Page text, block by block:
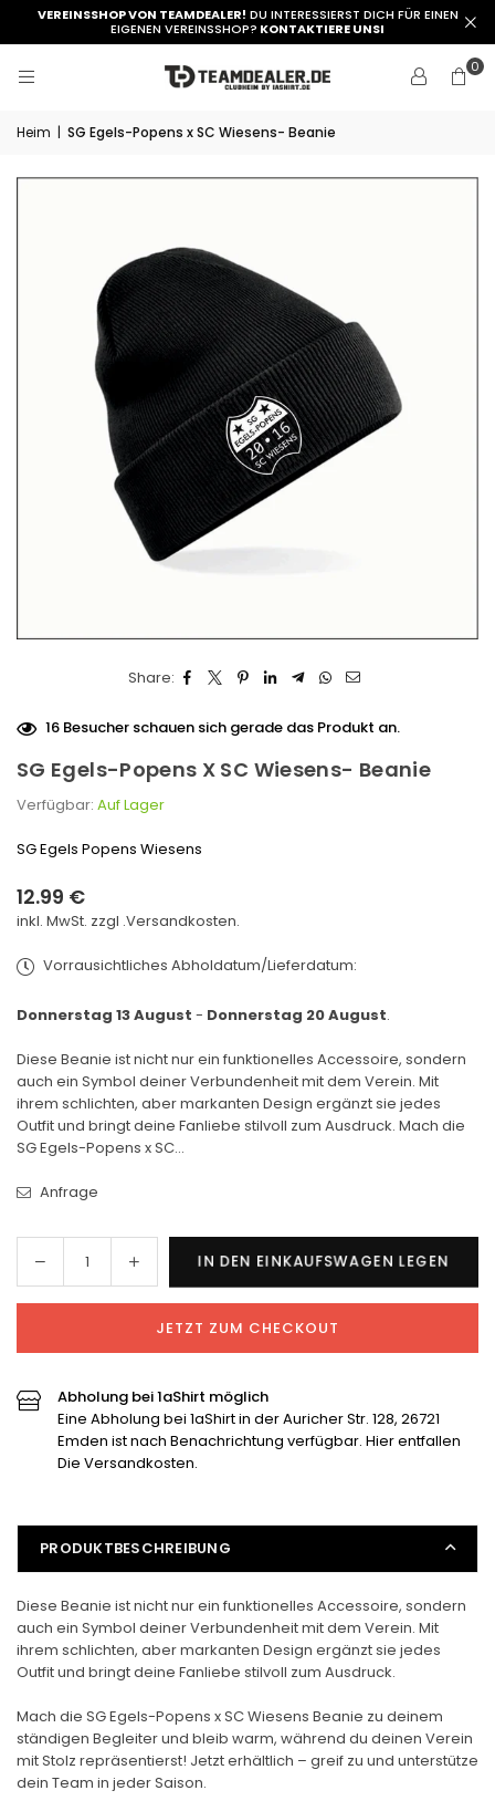
VEREINSSHOP VON TEAMDEALER! DU INTERESSIERST DICH FÜR EINEN
EIGENEN VEREINSSHOP? KONTAKTIERE UNSI
0
Heim | SG Egels-Popens x SC Wiesens- Beanie
Share:
16 Besucher schauen sich gerade das Produkt an.
SG Egels-Popens X SC Wiesens- Beanie
Verfügbar: Auf Lager
SG Egels Popens Wiesens
Normaler
Preis
12.99 €
inkl. MwSt. zzgl .Versandkosten.
Vorrausichtliches Abholdatum/Lieferdatum:
Donnerstag 13 August - Donnerstag 20 August.
Diese Beanie ist nicht nur ein funktionelles Accessoire, sondern
auch ein Symbol deiner Verbundenheit mit dem Verein. Mit
ihrem schlichten, aber markanten Design ergänzt sie jedes
Outfit und bringt deine Fanliebe stilvoll zum Ausdruck. Mach die
SG Egels-Popens x SC...
Anfrage
Menge
für
SG
Popens
SC
Wiesens-
Beanie
Menge
für
SG
Egels-
Popens
SC
Wiesens-
Beanie
IN DEN EINKAUFSWAGEN LEGEN
JETZT ZUM CHECKOUT
Abholung bei 1aShirt möglich
Eine Abholung bei 1aShirt in der Auricher Str. 128, 26721
Emden ist nach Benachrichtung verfügbar. Hier entfallen
Die Versandkosten.
PRODUKTBESCHREIBUNG
Diese Beanie ist nicht nur ein funktionelles Accessoire, sondern
auch ein Symbol deiner Verbundenheit mit dem Verein. Mit
ihrem schlichten, aber markanten Design ergänzt sie jedes
Outfit und bringt deine Fanliebe stilvoll zum Ausdruck.
Mach die SG Egels-Popens x SC Wiesens Beanie zu deinem
ständigen Begleiter und bleib warm, während du deinen Verein
mit Stolz repräsentierst! Jetzt erhältlich – greif zu und unterstütze
dein Team in jeder Saison.